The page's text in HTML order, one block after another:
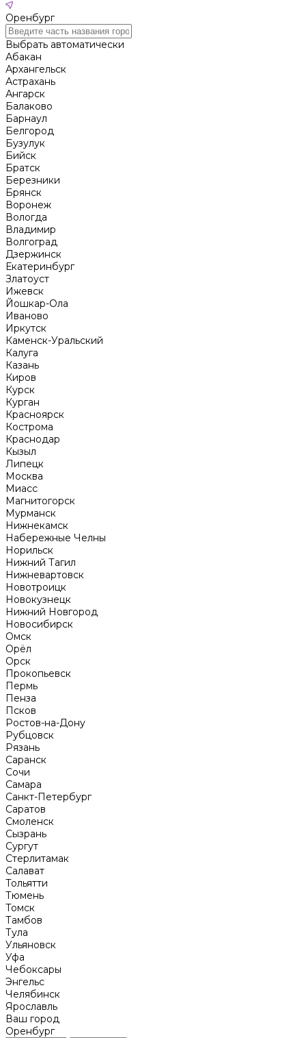
Оренбург
Выбрать автоматически
Абакан
Архангельск
Астрахань
Ангарск
Балаково
Барнаул
Белгород
Бузулук
Бийск
Братск
Березники
Брянск
Воронеж
Вологда
Владимир
Волгоград
Дзержинск
Екатеринбург
Златоуст
Ижевск
Йошкар-Ола
Иваново
Иркутск
Каменск-Уральский
Калуга
Казань
Киров
Курск
Курган
Красноярск
Кострома
Краснодар
Кызыл
Липецк
Москва
Миасс
Магнитогорск
Мурманск
Нижнекамск
Набережные Челны
Норильск
Нижний Тагил
Нижневартовск
Новотроицк
Новокузнецк
Нижний Новгород
Новосибирск
Омск
Орёл
Орск
Прокопьевск
Пермь
Пенза
Псков
Ростов-на-Дону
Рубцовск
Рязань
Саранск
Сочи
Самара
Санкт-Петербург
Саратов
Смоленск
Сызрань
Сургут
Стерлитамак
Салават
Тольятти
Тюмень
Томск
Тамбов
Тула
Ульяновск
Уфа
Чебоксары
Энгельс
Челябинск
Ярославль
Ваш город
Оренбург